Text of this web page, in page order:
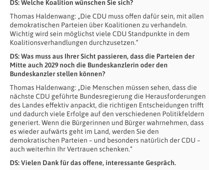
DS: Welche Koalition wünschen Sie sich?
Thomas Haldenwang: „Die CDU muss offen dafür sein, mit allen
demokratischen Parteien über Koalitionen zu verhandeln.
Wichtig wird sein möglichst viele CDU Standpunkte in dem
Koalitionsverhandlungen durchzusetzen.“
DS: Was muss aus Ihrer Sicht passieren, dass die Parteien der
Mitte auch 2029 noch die Bundeskanzlerin oder den
Bundeskanzler stellen können?
Thomas Haldenwang: „Die Menschen müssen sehen, dass die
nächste CDU geführte Bundesregierung die Herausforderungen
des Landes effektiv anpackt, die richtigen Entscheidungen trifft
und dadurch viele Erfolge auf den verschiedenen Politikfeldern
generiert. Wenn die Bürgerinnen und Bürger wahrnehmen, dass
es wieder aufwärts geht im Land, werden Sie den
demokratischen Parteien – und besonders natürlich der CDU –
auch weiterhin Ihr Vertrauen schenken.“
DS: Vielen Dank für das offene, interessante Gespräch.